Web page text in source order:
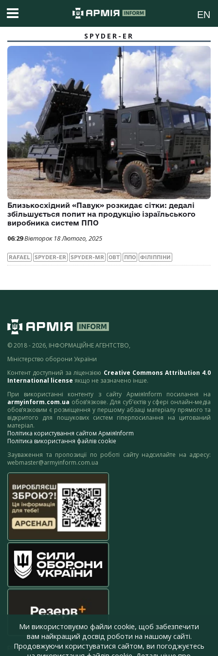
EN
SPYDER-ER
Близькосхідний «Павук» розкидає сітки: дедалі
збільшується попит на продукцію ізраїльського
виробника систем ППО
06:29Вівторок 18 Лютого, 2025
RAFAEL SPYDER-ER SPYDER-MR ОВТ ППО ФІЛІППІНИ
© 2018 - 2026, ІНФОРМАЦІЙНЕ АГЕНТСТВО,
Міністерство оборони України
Контент доступний за ліцензією Creative Commons Attribution 4.0
International license якщо не зазначено інше.
При використанні контенту з сайту АрміяInform посилання на
armyinform.com.ua обов’язкове. Для суб’єктів у сфері онлайн-медіа
обов’язковим є розміщення у першому абзаці матеріалу прямого та
відкритого для пошукових систем гіперпосилання на цитований
матеріал.
Політика користування сайтом АрміяInform
Політика використання файлів cookie
Зауваження та пропозиції по роботі сайту надсилайте на адресу:
webmaster@armyinform.com.ua
press@armyinform.com.ua
Ми використовуємо файли cookie, щоб забезпечити
вам найкращий досвід роботи на нашому сайті.
Продовжуючи користуватися сайтом, ви погоджуєтесь